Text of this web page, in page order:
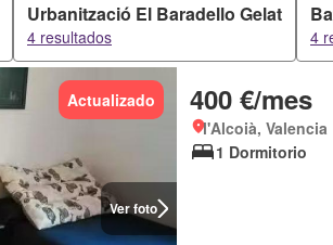
Urbanització El Baradello Gelat
4 resultados 4
Ver foto
Actualizado 400 €/mes
l'Alcoià, Valencia
1 Dormitorio